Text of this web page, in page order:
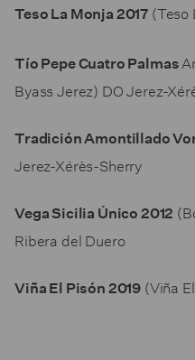
Teso La Monja 2017 (Teso
Tío Pepe Cuatro Palmas
Byass Jerez) DO Jerez-
Tradición Amontillado
Jerez-Xérès-Sherry
Vega Sicilia Único 2012
Ribera del Duero
Viña El Pisón 2019 (Viña